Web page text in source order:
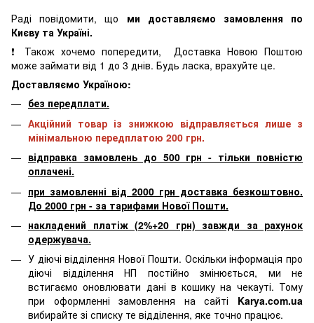
Раді повідомити, що ми доставляємо замовлення по
Києву та Україні.
❗ Також хочемо попередити, Доставка Новою Поштою
може займати від 1 до 3 днів. Будь ласка, врахуйте це.
Доставляємо Україною:
без передплати.
Акційний товар із знижкою відправляється лише з
мінімальною передплатою 200 грн.
відправка замовлень до 500 грн - тільки повністю
оплачені.
при замовленні від 2000 грн доставка безкоштовно.
До 2000 грн - за тарифами Нової Пошти.
накладений платіж (2%+20 грн) завжди за рахунок
одержувача.
У діючі відділення Нової Пошти. Оскільки інформація про
діючі відділення НП постійно змінюється, ми не
встигаємо оновлювати дані в кошику на чекауті. Тому
при оформленні замовлення на сайті Karya.com.ua
вибирайте зі списку те відділення, яке точно працює.